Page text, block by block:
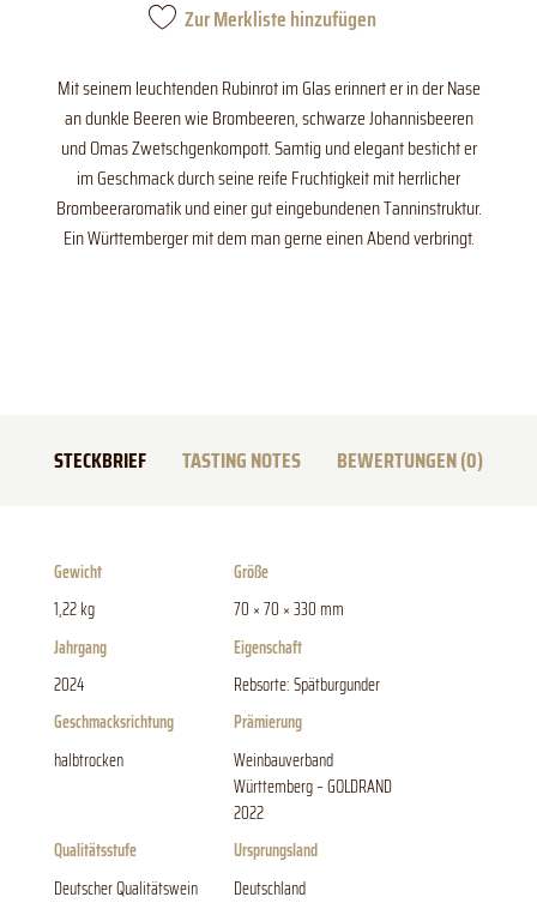
Zur Merkliste hinzufügen
Mit seinem leuchtenden Rubinrot im Glas erinnert er in der Nase
an dunkle Beeren wie Brombeeren, schwarze Johannisbeeren
und Omas Zwetschgenkompott. Samtig und elegant besticht er
im Geschmack durch seine reife Fruchtigkeit mit herrlicher
Brombeeraromatik und einer gut eingebundenen Tanninstruktur.
Ein Württemberger mit dem man gerne einen Abend verbringt.
STECKBRIEF TASTING NOTES BEWERTUNGEN (0)
Gewicht
1,22 kg
Größe
70 × 70 × 330 mm
Jahrgang
2024
Eigenschaft
Rebsorte: Spätburgunder
Geschmacksrichtung
halbtrocken
Prämierung
Weinbauverband
Württemberg – GOLDRAND
2022
Qualitätsstufe
Deutscher Qualitätswein
Ursprungsland
Deutschland